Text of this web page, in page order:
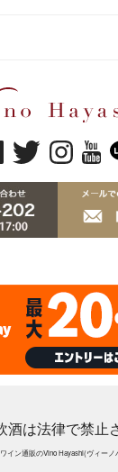
酒は法律で禁止
イン通販のVino Hayashi(ヴィー